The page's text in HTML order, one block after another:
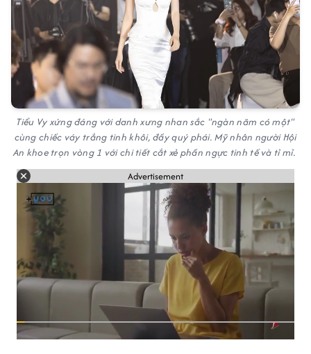
Tiểu Vy xứng đáng với danh xưng nhan sắc "ngàn năm có một"
cùng chiếc váy trắng tinh khôi, đầy quý phái. Mỹ nhân người Hội
An khoe trọn vòng 1 với chi tiết cắt xẻ phần ngực tinh tế và tỉ mỉ.
Advertisement